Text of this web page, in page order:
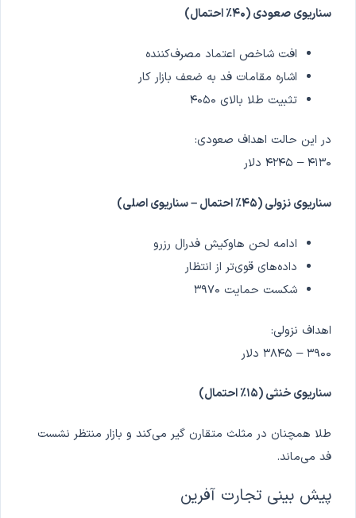
سناریوی صعودی (۴۰٪ احتمال)
افت شاخص اعتماد مصرف‌کننده
اشاره مقامات فد به ضعف بازار کار
تثبیت طلا بالای ۴۰۵۰
در این حالت اهداف صعودی:
۴۱۳۰ – ۴۲۴۵ دلار
سناریوی نزولی (۴۵٪ احتمال – سناریوی اصلی)
ادامه لحن هاوکیش فدرال رزرو
داده‌های قوی‌تر از انتظار
شکست حمایت ۳۹۷۰
اهداف نزولی:
۳۹۰۰ – ۳۸۴۵ دلار
سناریوی خنثی (۱۵٪ احتمال)
طلا همچنان در مثلث متقارن گیر می‌کند و بازار منتظر نشست
فد می‌ماند.
پیش بینی تجارت آفرین